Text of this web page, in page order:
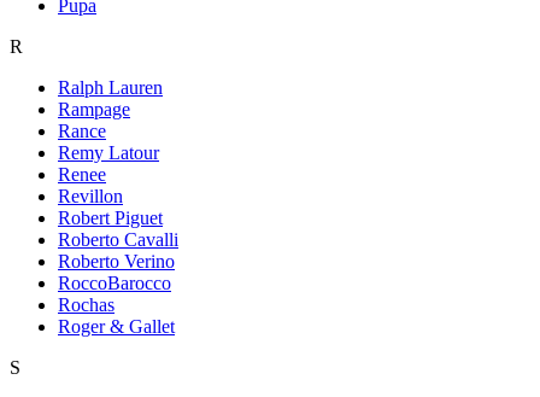
Pupa
R
Ralph Lauren
Rampage
Rance
Remy Latour
Renee
Revillon
Robert Piguet
Roberto Cavalli
Roberto Verino
RoccoBarocco
Rochas
Roger & Gallet
S